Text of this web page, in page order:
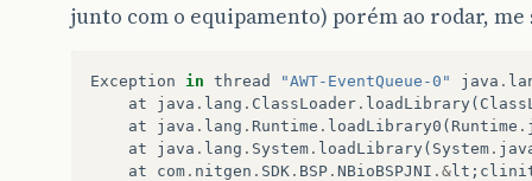
junto com o equipamento) porém ao rodar,
Exception in thread "AWT-EventQueue-0" java .
at
java . lang . ClassLoader . loadLibrary(
at
java . lang . Runtime . loadLibrary0 ( Runtime .
at
java . lang . System . loadLibrary( System .
at
com . nitgen . SDK . BSP . NBioBSPJNI .& lt ;